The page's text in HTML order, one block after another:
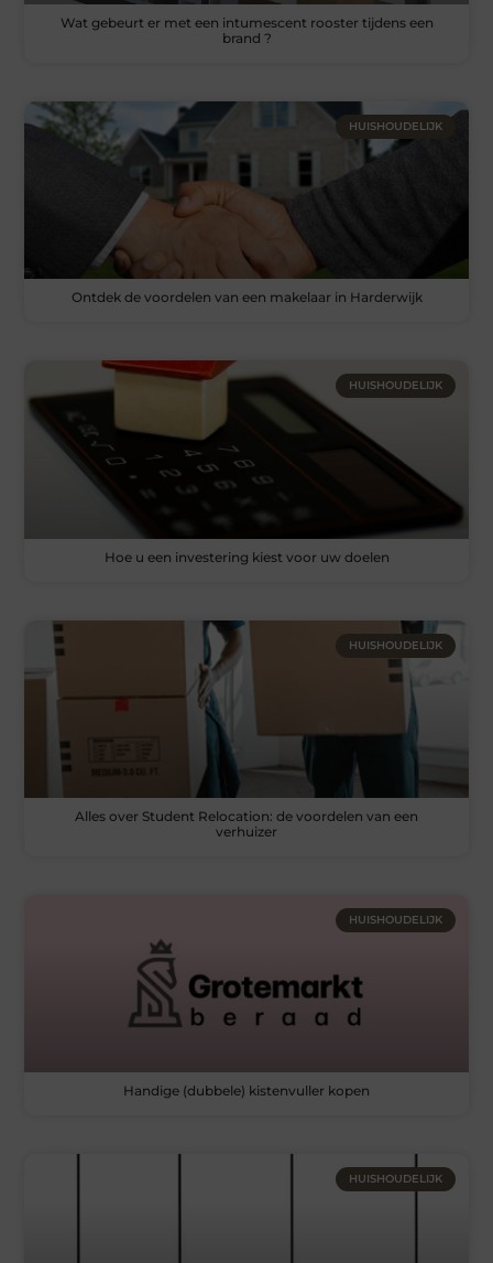
Wat gebeurt er met een intumescent rooster tijdens een
brand ?
HUISHOUDELIJK
Ontdek de voordelen van een makelaar in Harderwijk
HUISHOUDELIJK
Hoe u een investering kiest voor uw doelen
HUISHOUDELIJK
Alles over Student Relocation: de voordelen van een
verhuizer
HUISHOUDELIJK
Handige (dubbele) kistenvuller kopen
HUISHOUDELIJK